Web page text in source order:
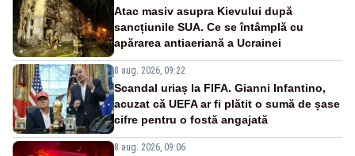
Atac masiv asupra Kievului după
sancțiunile SUA. Ce se întâmplă cu
apărarea antiaeriană a Ucrainei
8 aug. 2026, 09:22
Scandal uriaș la FIFA. Gianni Infantino,
acuzat că UEFA ar fi plătit o sumă de șase
cifre pentru o fostă angajată
8 aug. 2026, 09:06